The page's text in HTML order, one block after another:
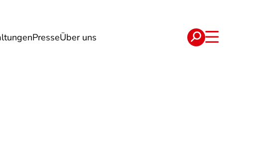
PresseÜber uns
Reise Verträge